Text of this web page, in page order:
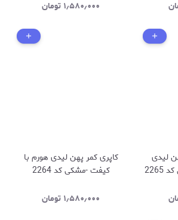
۱٫۵۸۰٫۰۰۰ تومان
لیدی
کاپری کمر پهن لیدی هورم با
کیفت -مشکی کد 2264
۱٫۵۸۰٫۰۰۰ تومان